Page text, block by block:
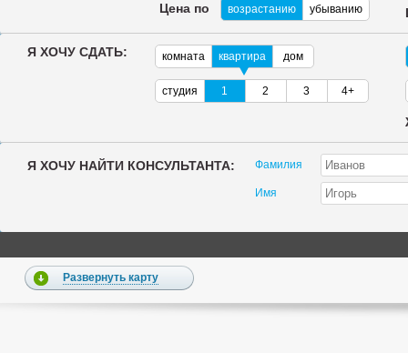
Цена по возрастанию убыванию
Я ХОЧУ СДАТЬ: комната квартира дом
студия 1 2 3 4+
Я ХОЧУ НАЙТИ КОНСУЛЬТАНТА: Фамилия
Имя
Развернуть карту